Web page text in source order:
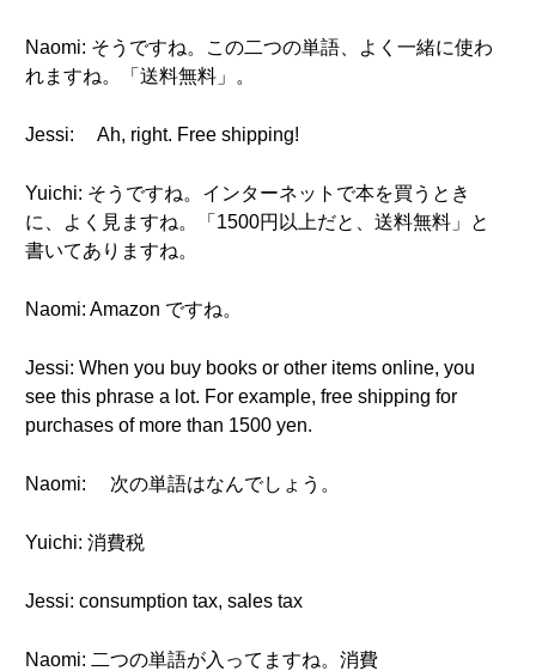
Naomi: そうですね。この二つの単語、よく一緒に使わ
れますね。「送料無料」。
Jessi: Ah, right. Free shipping!
Yuichi: そうですね。インターネットで本を買うとき
に、よく見ますね。「1500円以上だと、送料無料」と
書いてありますね。
Naomi: Amazon ですね。
Jessi: When you buy books or other items online, you
see this phrase a lot. For example, free shipping for
purchases of more than 1500 yen.
Naomi: 次の単語はなんでしょう。
Yuichi: 消費税
Jessi: consumption tax, sales tax
Naomi: 二つの単語が入ってますね。消費